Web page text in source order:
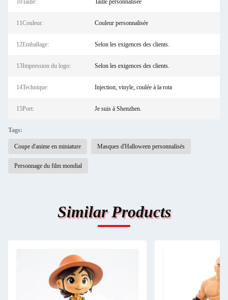
10Taille: Taille personnalisée
11Couleur: Couleur personnalisée
12Emballage: Selon les exigences des clients.
13Impression du logo: Selon les exigences des clients.
14Technique: Injection, vinyle, coulée à la rota
15Port: Je suis à Shenzhen.
Tags:
Coupe d'anime en miniature Masques d'Halloween personnalisés
Personnage du film mondial
Similar Products